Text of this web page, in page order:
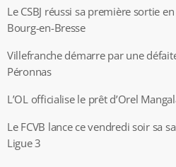
Le CSBJ réussi sa première sortie
Bourg-en-Bresse
Villefranche démarre par une
Péronnas
L’OL officialise le prêt d’Orel
Le FCVB lance ce vendredi soir sa
Ligue 3